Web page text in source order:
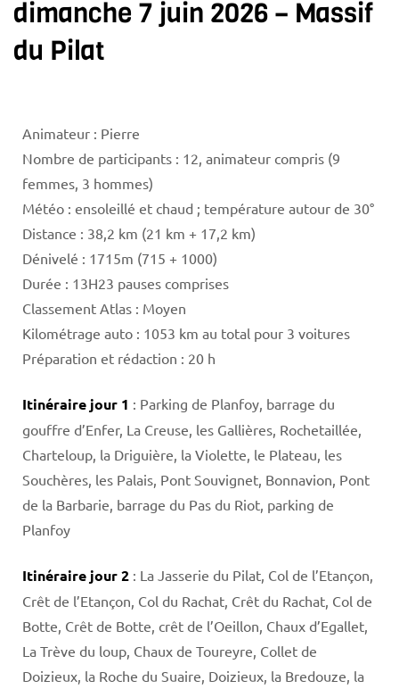
dimanche 7 juin 2026 – Massif
du Pilat
Animateur : Pierre
Nombre de participants : 12, animateur compris (9
femmes, 3 hommes)
Météo : ensoleillé et chaud ; température autour de 30°
Distance : 38,2 km (21 km + 17,2 km)
Dénivelé : 1715m (715 + 1000)
Durée : 13H23 pauses comprises
Classement Atlas : Moyen
Kilométrage auto : 1053 km au total pour 3 voitures
Préparation et rédaction : 20 h
Itinéraire jour 1 : Parking de Planfoy, barrage du
gouffre d’Enfer, La Creuse, les Gallières, Rochetaillée,
Charteloup, la Driguière, la Violette, le Plateau, les
Souchères, les Palais, Pont Souvignet, Bonnavion, Pont
de la Barbarie, barrage du Pas du Riot, parking de
Planfoy
Itinéraire jour 2 : La Jasserie du Pilat, Col de l’Etançon,
Crêt de l’Etançon, Col du Rachat, Crêt du Rachat, Col de
Botte, Crêt de Botte, crêt de l’Oeillon, Chaux d’Egallet,
La Trève du loup, Chaux de Toureyre, Collet de
Doizieux, la Roche du Suaire, Doizieux, la Bredouze, la